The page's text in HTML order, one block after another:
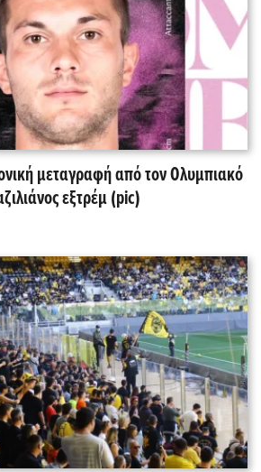
μεταγραφή από τον Ολυμπιακό
εξτρέμ (pic)